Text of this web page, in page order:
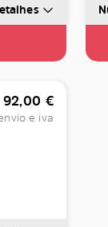
92,00 €
e iva